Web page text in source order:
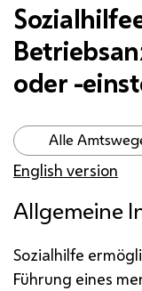
oder -
Alle
English version
Allgemeine
Sozialhilfe
Führung eines